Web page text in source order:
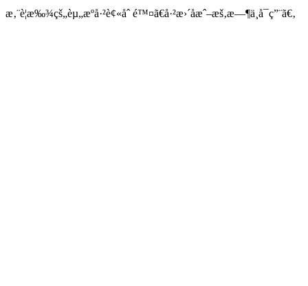
æ‚¨è¦æ‰¾çš„èµ„æºå·²è¢«åˆ é™¤ã€å·²æ›´åæˆ–æš‚æ—¶ä¸å¯ç”¨ã€‚